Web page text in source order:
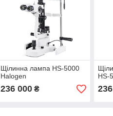
Щілинна лампа HS-5000
Halogen
236 000₴
HS-